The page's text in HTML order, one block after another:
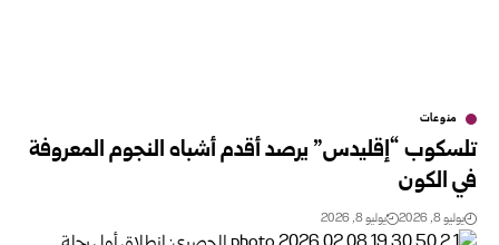
منوعات
تلسكوب “إقليدس” يرصد أقدم أشباه النجوم المعروفة
في الكون
يوليو 8, 2026 يوليو 8, 2026